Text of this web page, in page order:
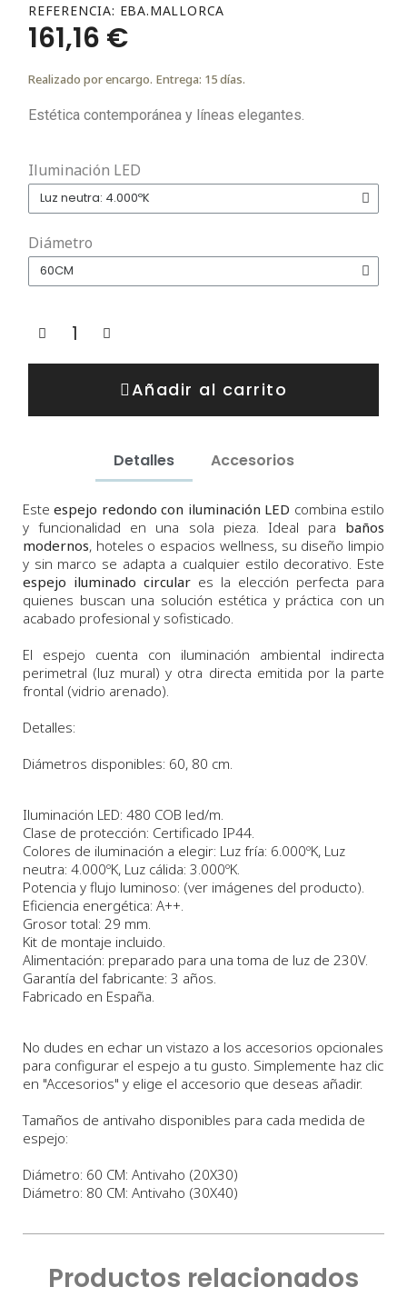
REFERENCIA EBA.MALLORCA
161,16 €
Realizado por encargo. Entrega: 15 días.
Estética contemporánea y líneas elegantes.
Iluminación LED
Diámetro
Añadir al carrito
Detalles Accesorios
Esteespejo redondo con iluminación LED combina estilo
y funcionalidad en una sola pieza. Ideal para baños
modernos, hoteles o espacios wellness, su diseño limpio
y sin marco se adapta a cualquier estilo decorativo. Este
espejo iluminado circular es la elección perfecta para
quienes buscan una solución estética y práctica con un
acabado profesional y sofisticado.
El espejo cuenta con iluminación ambiental indirecta
perimetral (luz mural) y otra directa emitida por la parte
frontal (vidrio arenado).
Detalles:
Diámetros disponibles: 60, 80 cm.
Iluminación LED: 480 COB led/m.
Clase de protección: Certificado IP44.
Colores de iluminación a elegir: Luz fría: 6.000ºK, Luz
neutra: 4.000ºK, Luz cálida: 3.000ºK.
Potencia y flujo luminoso: (ver imágenes del producto).
Eficiencia energética: A++.
Grosor total: 29 mm.
Kit de montaje incluido.
Alimentación: preparado para una toma de luz de 230V.
Garantía del fabricante: 3 años.
Fabricado en España.
No dudes en echar un vistazo a los accesorios opcionales
para configurar el espejo a tu gusto. Simplemente haz clic
en "Accesorios" y elige el accesorio que deseas añadir.
Tamaños de antivaho disponibles para cada medida de
espejo:
Diámetro: 60 CM: Antivaho (20X30)
Diámetro: 80 CM: Antivaho (30X40)
Productos relacionados